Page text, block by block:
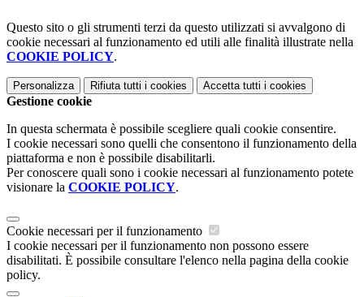
Questo sito o gli strumenti terzi da questo utilizzati si avvalgono di
cookie necessari al funzionamento ed utili alle finalità illustrate nella
COOKIE POLICY.
Personalizza Rifiuta tutti i cookies Accetta tutti i cookies
Gestione cookie
In questa schermata è possibile scegliere quali cookie consentire.
I cookie necessari sono quelli che consentono il funzionamento della
piattaforma e non è possibile disabilitarli.
Per conoscere quali sono i cookie necessari al funzionamento potete
visionare la COOKIE POLICY.
Cookie necessari per il funzionamento
I cookie necessari per il funzionamento non possono essere
disabilitati. È possibile consultare l'elenco nella pagina della cookie
policy.